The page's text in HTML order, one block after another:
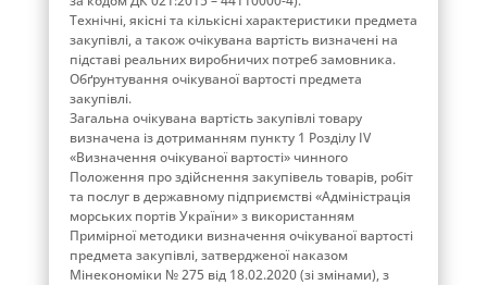
Технічні, якісні та кількісні характеристики предмета
закупівлі, а також очікувана вартість визначені на
підставі реальних виробничих потреб замовника.
Обґрунтування очікуваної вартості предмета
закупівлі.
Загальна очікувана вартість закупівлі товару
визначена із дотриманням пункту 1 Розділу ІV
«Визначення очікуваної вартості» чинного
Положення про здійснення закупівель товарів, робіт
та послуг в державному підприємстві «Адміністрація
морських портів України» з використанням
Примірної методики визначення очікуваної вартості
предмета закупівлі, затвердженої наказом
Мінекономіки № 275 від 18.02.2020 (зі змінами), з